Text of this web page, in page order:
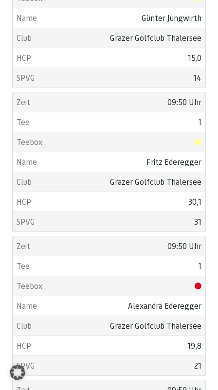
Günter Jungwirth
Grazer Golfclub Thalersee
15,0
14
09:50 Uhr
1
Fritz Ederegger
Grazer Golfclub Thalersee
30,1
31
09:50 Uhr
1
Alexandra Ederegger
Grazer Golfclub Thalersee
19,8
21